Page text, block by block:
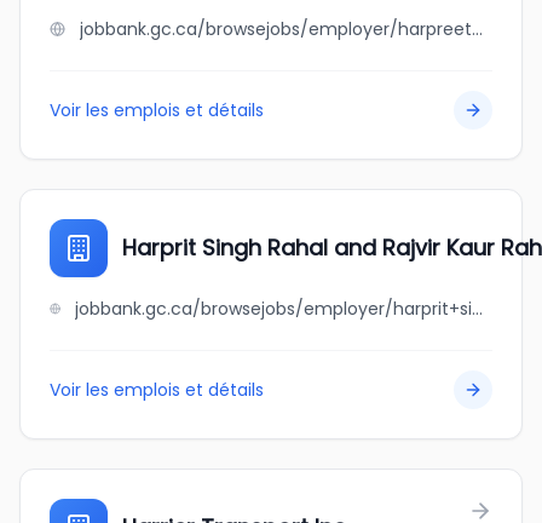
jobbank.gc.ca/browsejobs/employer/harpreet+singh+toor/ca
Voir les emplois et détails
Harprit Singh Rahal and Rajvir Kaur
jobbank.gc.ca/browsejobs/employer/harprit+singh+rahal+and+rajvir+kaur+rahal/ca
Voir les emplois et détails